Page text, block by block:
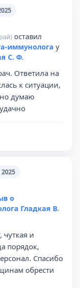
оставил
иммунолога у
С. Ф.
Ответила на
к ситуации,
думаю
о
Гладкая В.
и
порядок,
Спасибо
обрести